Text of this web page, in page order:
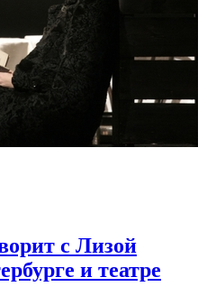
с Лизой
и театре